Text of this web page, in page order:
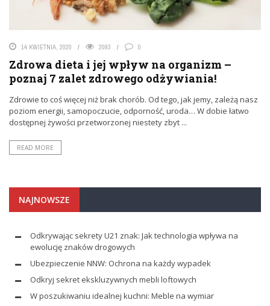
14 KWIETNIA, 2020 2093 0
Zdrowa dieta i jej wpływ na organizm –
poznaj 7 zalet zdrowego odżywiania!
Zdrowie to coś więcej niż brak chorób. Od tego, jak jemy, zależą nasz
poziom energii, samopoczucie, odporność, uroda… W dobie łatwo
dostępnej żywości przetworzonej niestety zbyt ...
READ MORE
NAJNOWSZE
Odkrywając sekrety U21 znak: Jak technologia wpływa na
ewolucję znaków drogowych
Ubezpieczenie NNW: Ochrona na każdy wypadek
Odkryj sekret ekskluzywnych mebli loftowych
W poszukiwaniu idealnej kuchni: Meble na wymiar